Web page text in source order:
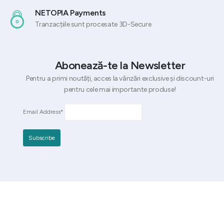
NETOPIA Payments
Tranzacțiile sunt procesate 3D-Secure
Abonează-te la Newsletter
Pentru a primi noutăți, acces la vânzări exclusive și discount-uri
pentru cele mai importante produse!
Email Address*